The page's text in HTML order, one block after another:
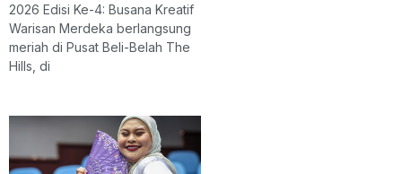
2026 Edisi Ke-4: Busana Kreatif
Warisan Merdeka berlangsung
meriah di Pusat Beli-Belah The
Hills, di